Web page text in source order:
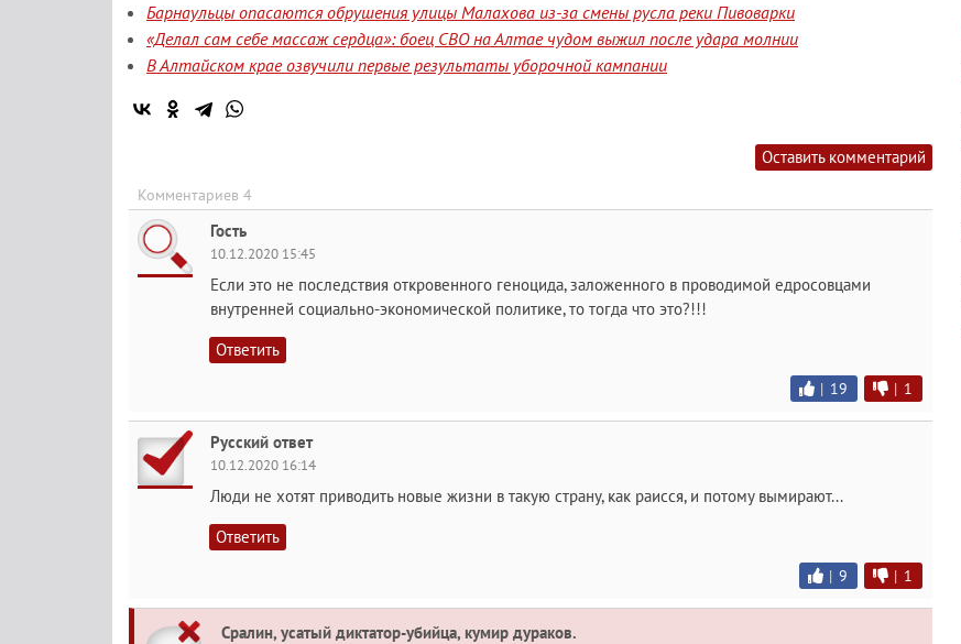
Барнаульцы опасаются обрушения улицы Малахова из-за смены русла реки Пивоварки
«Делал сам себе массаж сердца»: боец СВО на Алтае чудом выжил после удара молнии
В Алтайском крае озвучили первые результаты уборочной кампании
Оставить комментарий
Комментариев 4
Гость
10.12.2020 15:45
Если это не последствия откровенного геноцида, заложенного в проводимой едросовцами
внутренней социально-экономической политике, то тогда что это?!!!
Ответить
| 19 | 1
Русский ответ
10.12.2020 16:14
Люди не хотят приводить новые жизни в такую страну, как раисся, и потому вымирают...
Ответить
| 9 | 1
Сралин, усатый диктатор-убийца, кумир дураков.